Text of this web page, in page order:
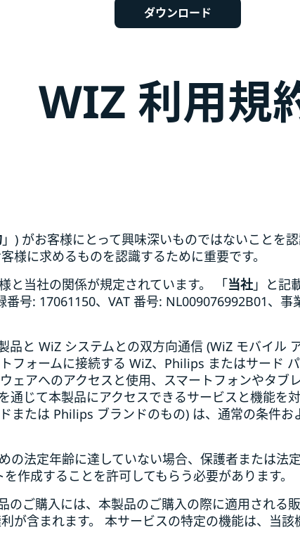
ダウンロード
WIZ 利用規
」) がお客様にとって興味深いものではないことを
様に求めるものを認識するために重要です。
と当社の関係が規定されています。 「当社」と記
号: 17061150、VAT 番号: NL009076992B01、
品と WiZ システムとの双方向通信 (WiZ モバイル
フォームに接続する WiZ、Philips またはサード
ェアへのアクセスと使用、スマートフォンやタブ
通じて本製品にアクセスできるサービスと機能を
または Philips ブランドのもの) は、通常の条件
の法定年齢に達していない場合、保護者または法
作成することを許可してもらう必要があります。
のご購入には、本製品のご購入の際に適用される
が含まれます。 本サービスの特定の機能は、当